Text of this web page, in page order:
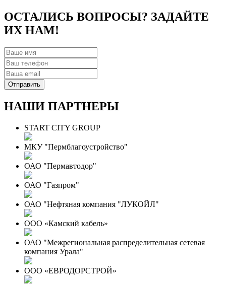
ОСТАЛИСЬ ВОПРОСЫ? ЗАДАЙТЕ
ИХ НАМ!
НАШИ ПАРТНЕРЫ
START CITY GROUP
МКУ "Пермблагоустройство"
ОАО "Пермавтодор"
ОАО "Газпром"
ОАО "Нефтяная компания "ЛУКОЙЛ"
ООО «Камский кабель»
ОАО "Межрегиональная распределительная сетевая
компания Урала"
ООО «ЕВРОДОРСТРОЙ»